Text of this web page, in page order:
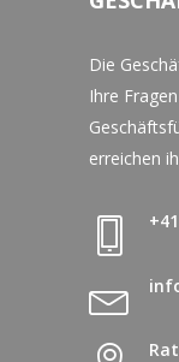
Die
Ihre
erreichen